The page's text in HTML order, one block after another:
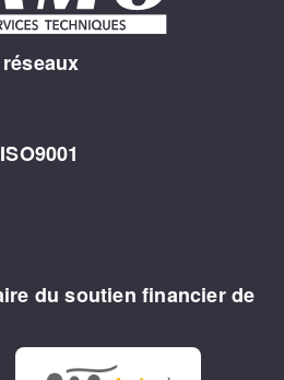
du soutien financier de